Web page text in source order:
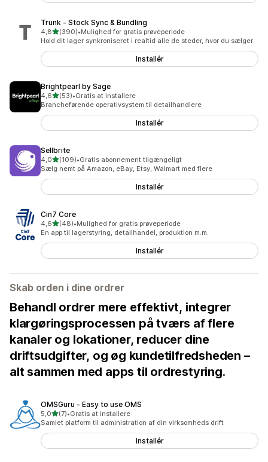
Trunk ‑ Stock Sync & Bundling
4,8ud af 5 stjerner
(390)
390 anmeldelser i alt
•Mulighed for gratis prøveperiode
Hold dit lager synkroniseret i realtid alle de steder, hvor du sælger
Installér
Brightpearl by Sage
4,6ud af 5 stjerner
(53)
53 anmeldelser i alt
•Gratis at installere
Brancheførende operativsystem til detailhandlere
Installér
Sellbrite
4,0ud af 5 stjerner
(109)
109 anmeldelser i alt
•Gratis abonnement tilgængeligt
Sælg nemt på Amazon, eBay, Etsy, Walmart med flere
Installér
Cin7 Core
4,6ud af 5 stjerner
(48)
48 anmeldelser i alt
•Mulighed for gratis prøveperiode
En app til lagerstyring, detailhandel, produktion m.m.
Installér
Skab orden i dine ordrer
Behandl ordrer mere effektivt, integrer
klargøringsprocessen på tværs af flere
kanaler og lokationer, reducer dine
driftsudgifter, og øg kundetilfredsheden –
alt sammen med apps til ordrestyring.
OMSGuru ‑ Easy to use OMS
5,0ud af 5 stjerner
(7)
7 anmeldelser i alt
•Gratis at installere
Samlet platform til administration af din virksomheds drift
Installér